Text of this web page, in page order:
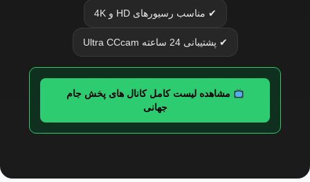
✔ مناسب رسیورهای HD و 4K
✔ پشتیبانی 24 ساعته Ultra CCcam
مشاهده لیست کامل کانال های پخش جام
جهانی